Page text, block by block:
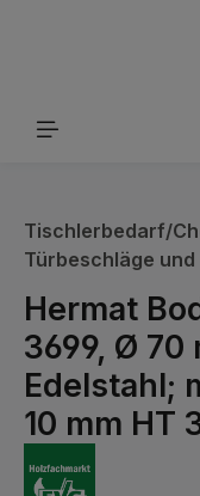
Tischlerbedarf/
Türbeschläge
Hermat
3699, Ø 70
Edelstahl;
10 mm HT